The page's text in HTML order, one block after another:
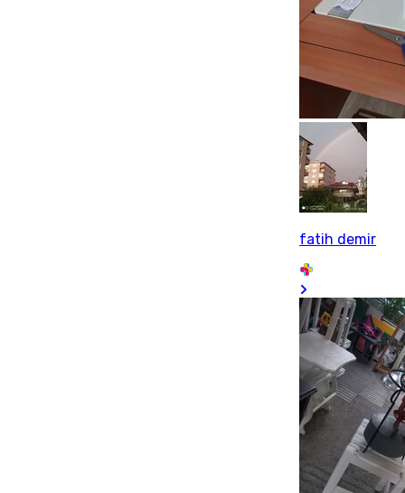
fatih demir